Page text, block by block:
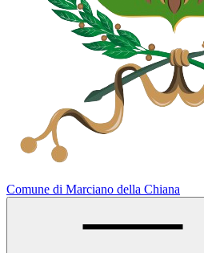
Comune di Marciano della Chiana